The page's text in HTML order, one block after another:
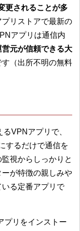
更されることが多
リストアで最新の
アプリは通信内
営元が信頼できる大
す（出所不明の無料
VPNアプリで、
するだけで通信を
視からしっかりと
が特徴の親しみや
る定番アプリで
プリをインストー